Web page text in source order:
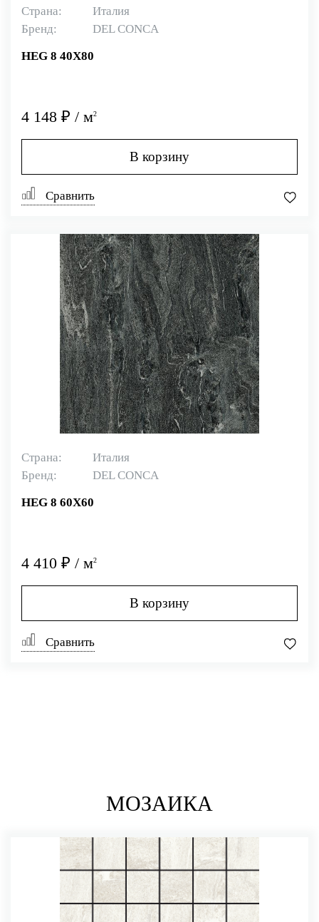
Страна:
Италия
Бренд:
DEL CONCA
HEG 8 40X80
4 148 ₽ / м2
В корзину
Сравнить
Страна:
Италия
Бренд:
DEL CONCA
HEG 8 60X60
4 410 ₽ / м2
В корзину
Сравнить
МОЗАИКА